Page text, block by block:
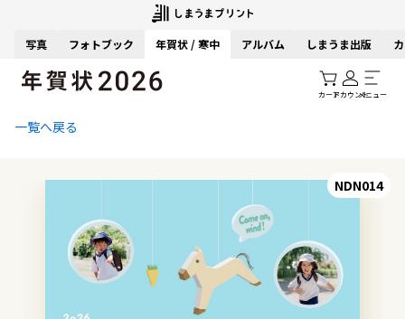
写真 フォトブック 年賀状 / 寒中 アルバム しまうま出版
カートアカウントメニュー
一覧へ戻る
NDN014